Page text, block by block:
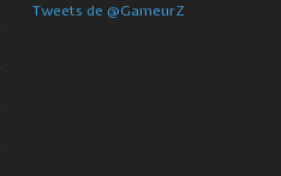
Tweets de @GameurZ